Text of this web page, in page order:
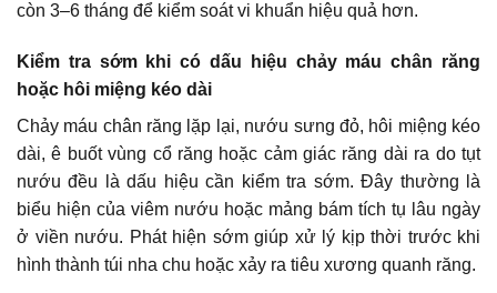
còn 3–6 tháng để kiểm soát vi khuẩn hiệu quả hơn.
Kiểm tra sớm khi có dấu hiệu chảy máu chân răng
hoặc hôi miệng kéo dài
Chảy máu chân răng lặp lại, nướu sưng đỏ, hôi miệng kéo
dài, ê buốt vùng cổ răng hoặc cảm giác răng dài ra do tụt
nướu đều là dấu hiệu cần kiểm tra sớm. Đây thường là
biểu hiện của viêm nướu hoặc mảng bám tích tụ lâu ngày
ở viền nướu. Phát hiện sớm giúp xử lý kịp thời trước khi
hình thành túi nha chu hoặc xảy ra tiêu xương quanh răng.